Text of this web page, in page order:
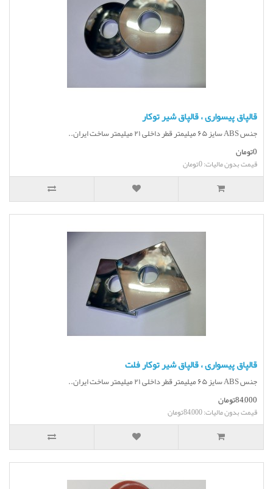
قالپاق پیسواری ، قالپاق شیر توکار
جنس ABS سایز ۶۵ میلیمتر قطر داخلی ۲۱ میلیمتر ساخت ایران..
0تومان
قیمت بدون مالیات: 0تومان
قالپاق پیسواری ، قالپاق شیر توکار فلت
جنس ABS سایز ۶۵ میلیمتر قطر داخلی ۲۱ میلیمتر ساخت ایران..
84,000تومان
قیمت بدون مالیات: 84,000تومان